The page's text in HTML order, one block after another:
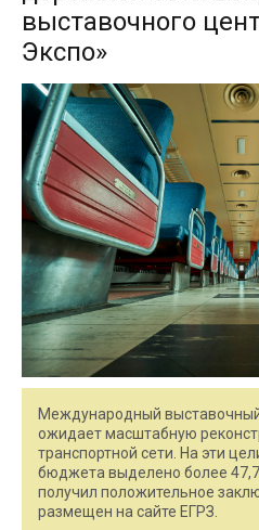
выставочного
Экспо»
Международный
ожидает масштабную
транспортной сети. На эти
бюджета выделено более
получил положительное
размещен на сайте ЕГРЗ.